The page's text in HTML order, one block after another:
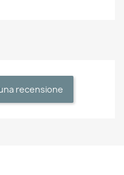
recensione